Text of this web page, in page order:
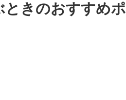
ときのおすすめポ